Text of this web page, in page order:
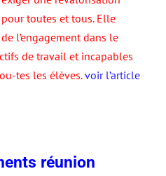
toutes et tous. Elle
l’engagement dans le
de travail et incapables
tes les élèves.voir l’article
réunion